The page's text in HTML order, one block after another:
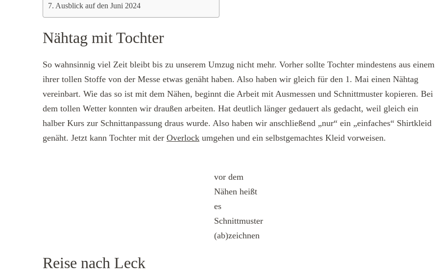
Ausblick auf den Juni 2024
Nähtag mit Tochter
So wahnsinnig viel Zeit bleibt bis zu unserem Umzug nicht mehr. Vorher sollte Tochter mindestens aus einem
ihrer tollen Stoffe von der Messe etwas genäht haben. Also haben wir gleich für den 1. Mai einen Nähtag
vereinbart. Wie das so ist mit dem Nähen, beginnt die Arbeit mit Ausmessen und Schnittmuster kopieren. Bei
dem tollen Wetter konnten wir draußen arbeiten. Hat deutlich länger gedauert als gedacht, weil gleich ein
halber Kurs zur Schnittanpassung draus wurde. Also haben wir anschließend „nur“ ein „einfaches“ Shirtkleid
genäht. Jetzt kann Tochter mit der Overlock umgehen und ein selbstgemachtes Kleid vorweisen.
vor dem
Nähen heißt
es
Schnittmuster
(ab)zeichnen
Reise nach Leck